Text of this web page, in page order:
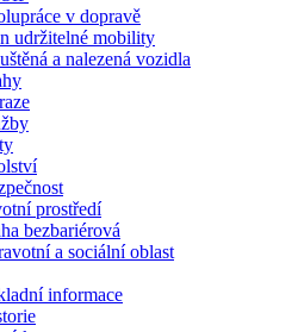
v dopravě
udržitelné mobility
a nalezená vozidla
prostředí
bezbariérová
a sociální oblast
informace